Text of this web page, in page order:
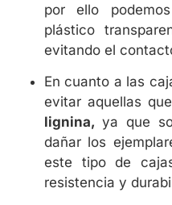
por ello
plástico
evitando el
En cuanto a las
evitar aquellas
lignina, ya que
dañar los
este tipo de
resistencia y